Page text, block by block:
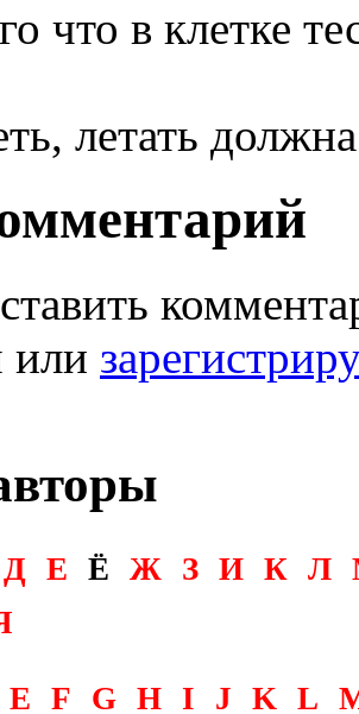
что в клетке
летать
или
Д Е Ё Ж З И К Л
E F G H I J K L